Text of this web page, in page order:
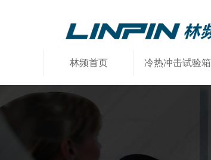
林频首页 冷热冲击试验箱